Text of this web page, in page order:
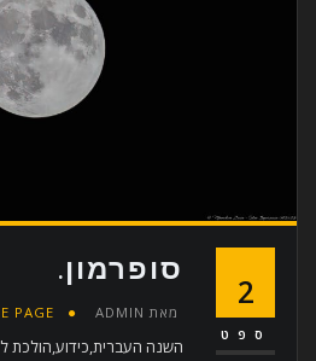
2
ספט
סופרמון.
מאת ADMIN
PAGE
השנה העברית,כידוע,הולכת